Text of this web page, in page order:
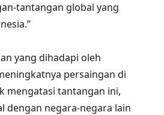
tantangan global yang
yang dihadapi oleh
persaingan di
mengatasi tantangan ini,
dengan negara-negara lain